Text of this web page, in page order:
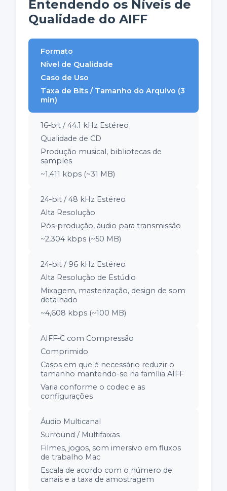
Entendendo os Níveis de
Qualidade do AIFF
Formato
Nível de Qualidade
Caso de Uso
Taxa de Bits / Tamanho do Arquivo (3
min)
16‑bit / 44.1 kHz Estéreo
Qualidade de CD
Produção musical, bibliotecas de
samples
~1,411 kbps (~31 MB)
24‑bit / 48 kHz Estéreo
Alta Resolução
Pós‑produção, áudio para transmissão
~2,304 kbps (~50 MB)
24‑bit / 96 kHz Estéreo
Alta Resolução de Estúdio
Mixagem, masterização, design de som
detalhado
~4,608 kbps (~100 MB)
AIFF‑C com Compressão
Comprimido
Casos em que é necessário reduzir o
tamanho mantendo-se na família AIFF
Varia conforme o codec e as
configurações
Áudio Multicanal
Surround / Multifaixas
Filmes, jogos, som imersivo em fluxos
de trabalho Mac
Escala de acordo com o número de
canais e a taxa de amostragem